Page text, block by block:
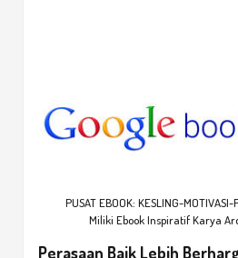
PUSAT EBOOK: KESLING-
Miliki Ebook Inspiratif Karya
Perasaan Baik Lebih